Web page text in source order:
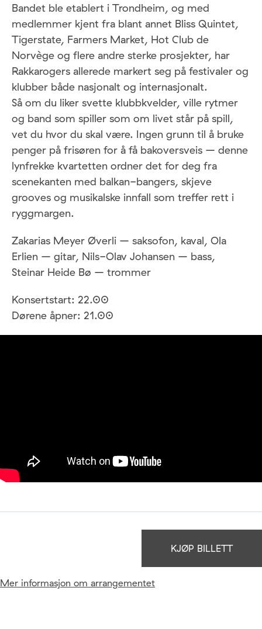
Bandet ble etablert i Trondheim, og med
medlemmer kjent fra blant annet Bliss Quintet,
Tigerstate, Farmers Market, Hot Club de
Norvège og flere andre sterke prosjekter, har
Rakkarogers allerede markert seg på festivaler og
klubber både nasjonalt og internasjonalt.
Så om du liker svette klubbkvelder, ville rytmer
og band som spiller som om livet står på spill,
vet du hvor du skal være. Ingen grunn til å bruke
penger på frisøren for å få bakoversveis – denne
lynfrekke kvartetten ordner det for deg fra
scenekanten med balkan-bangers, skjeve
grooves og musikalske innfall som treffer rett i
ryggmargen.
Zakarias Meyer Øverli – saksofon, kaval, Ola
Erlien – gitar, Nils-Olav Johansen – bass,
Steinar Heide Bø – trommer
Konsertstart: 22.00
Dørene åpner: 21.00
KJØP BILLETT
Mer informasjon om arrangementet